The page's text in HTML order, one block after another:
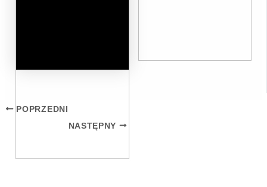
POPRZEDNI
NASTĘPNY